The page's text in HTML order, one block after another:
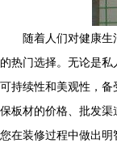
随着人们对健康
的热门选择。无论是私
可持续性和美观性，
保板材的价格、批发
您在装修过程中做出明